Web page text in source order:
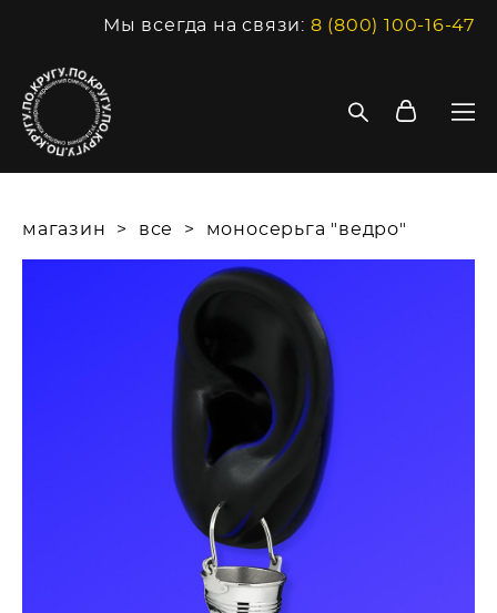
Мы всегда на связи: 8 (800) 100-16-47
магазин > все > моносерьга "ведро"